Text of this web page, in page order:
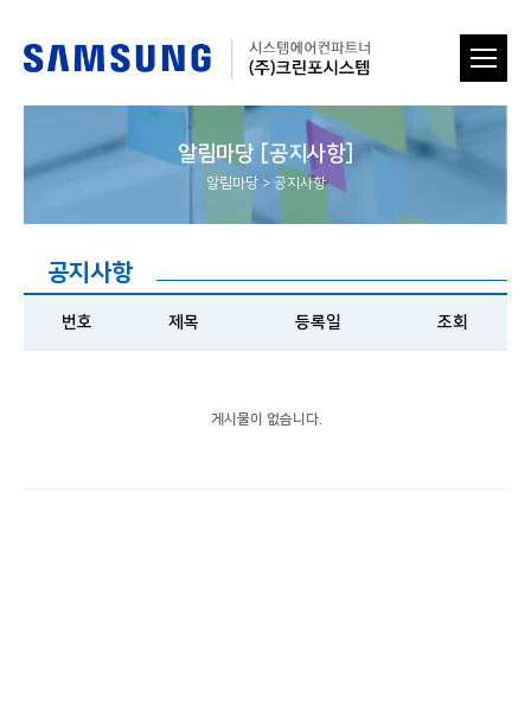
알림마당 [공지사항]
알림마당 > 공지사항
공지사항
번호 제목 등록일 조회
게시물이 없습니다.